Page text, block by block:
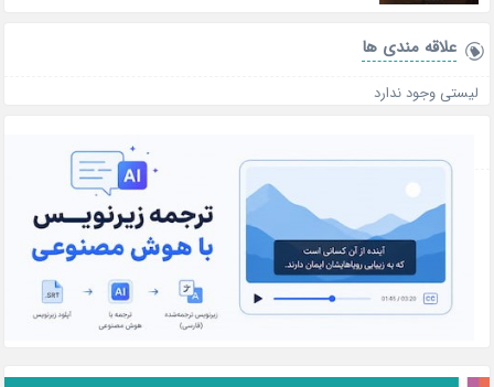
علاقه‌ مندی ها
لیستی وجود ندارد